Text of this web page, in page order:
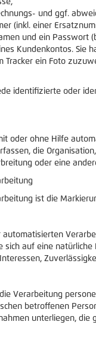
und ggf.
(inkl. einer
und ein Passwort
Kundenkontos. Sie
Tracker ein Foto
identifizierte oder
oder ohne Hilfe
die
oder eine
ist die
automatisierten
sich auf eine
Verarbeitung
betroffenen
unterliegen,